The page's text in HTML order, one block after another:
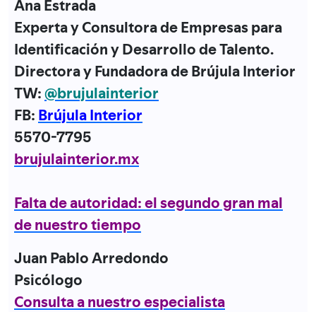
Ana Estrada
Experta y Consultora de Empresas para
Identificación y Desarrollo de Talento.
Directora y Fundadora de Brújula Interior
TW:@brujulainterior
FB: Brújula Interior
5570-7795
brujulainterior.mx
Falta de autoridad: el segundo gran mal
de nuestro tiempo
Juan Pablo Arredondo
Psicólogo
Consulta a nuestro especialista